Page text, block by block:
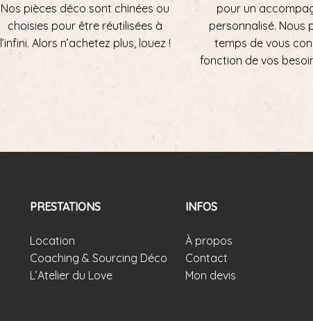
Nos pièces déco sont chinées ou
choisies pour être réutilisées à
l’infini. Alors n’achetez plus, louez !
pour un
personnalisé. Nous
temps de vous
fonction de vos
PRESTATIONS
Location
Coaching & Sourcing Déco
L’Atelier du Love
INFOS
À propos
Contact
Mon devis